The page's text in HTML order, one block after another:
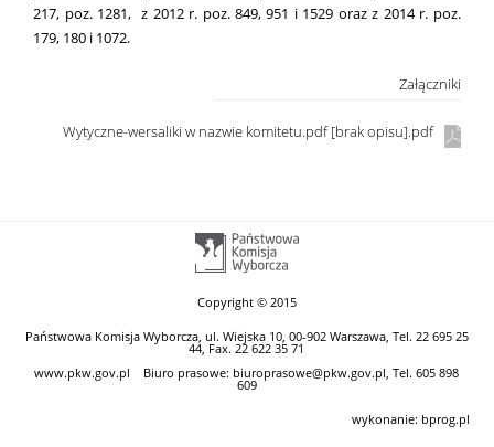
217, poz. 1281, z 2012 r. poz. 849, 951 i 1529 oraz z 2014 r. poz.
179, 180 i 1072.
Załączniki
Wytyczne-wersaliki w nazwie komitetu.pdf [brak opisu].pdf
Copyright © 2015
Państwowa Komisja Wyborcza, ul. Wiejska 10, 00-902 Warszawa, Tel. 22 695 25
44, Fax. 22 622 35 71
www.pkw.gov.pl Biuro prasowe: biuroprasowe@pkw.gov.pl, Tel. 605 898
609
wykonanie: bprog.pl